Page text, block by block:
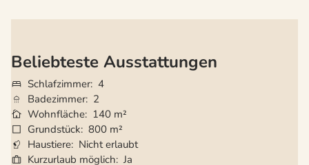
Beliebteste Ausstattungen
Schlafzimmer 4
Badezimmer 2
Wohnfläche 140 m²
Grundstück 800 m²
Haustiere Nicht erlaubt
Kurzurlaub möglich Ja